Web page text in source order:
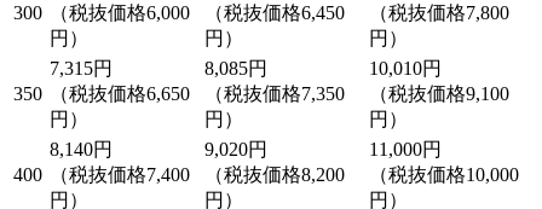
300
（税抜価格6,000
円）
（税抜価格6,450
円）
（税抜価格7,800
円）
350
7,315円
（税抜価格6,650
円）
8,085円
（税抜価格7,350
円）
10,010円
（税抜価格9,100
円）
400
8,140円
（税抜価格7,400
円）
9,020円
（税抜価格8,200
円）
11,000円
（税抜価格10,000
円）